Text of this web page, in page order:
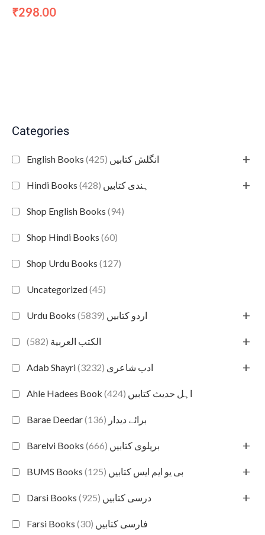
Categories
English Books انگلش کتابیں (425) +
Hindi Books ہندی کتابیں (428) +
Shop English Books (94)
Shop Hindi Books (60)
Shop Urdu Books (127)
Uncategorized(45)
Urdu Books اردو کتابیں (5839) +
الكتب العربية (582) +
Adab Shayri ادب شاعری (3232) +
Ahle Hadees Book اہل حدیث کتابیں (424)
Barae Deedar برائے دیدار (136)
Barelvi Books بریلوی کتابیں (666) +
BUMS Books بی یو ایم ایس کتابیں (125) +
Darsi Books درسی کتابیں (925) +
Farsi Books فارسی کتابیں (30)
₹298.00